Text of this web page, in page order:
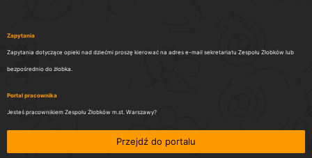
Zapytania
Zapytania dotyczące opieki nad dziećmi proszę kierować na adres e-mail sekretariatu Zespołu Żłobków lub
bezpośrednio do żłobka.
Portal pracownika
Jesteś pracownikiem Zespołu Żłobków m.st. Warszawy?
Przejdź do portalu